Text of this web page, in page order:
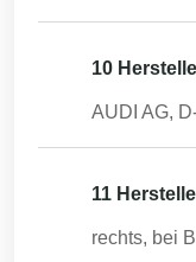
10
AUDI AG,
11
rechts, bei